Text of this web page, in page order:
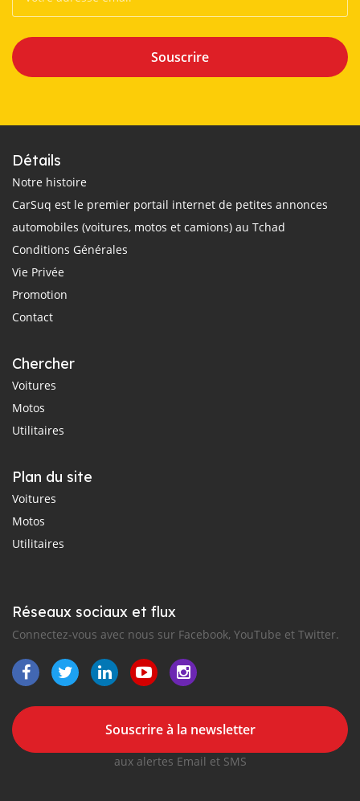
Souscrire
Détails
Notre histoire
CarSuq est le premier portail internet de petites annonces
automobiles (voitures, motos et camions) au Tchad
Conditions Générales
Vie Privée
Promotion
Contact
Chercher
Voitures
Motos
Utilitaires
Plan du site
Voitures
Motos
Utilitaires
Réseaux sociaux et flux
Connectez-vous avec nous sur Facebook, YouTube et Twitter.
Souscrire à la newsletter
aux alertes Email et SMS